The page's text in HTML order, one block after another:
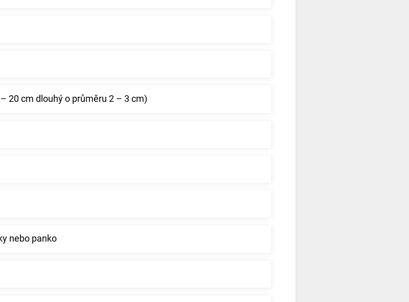
20 cm dlouhý o průměru 2 – 3 cm)
nebo panko